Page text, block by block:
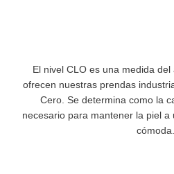
El nivel CLO es una medida
ofrecen nuestras prendas
Cero. Se determina como la
necesario para mantener la piel
cómoda.